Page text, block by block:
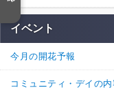
イベント
今月の開花予報
コミュニティ・デイの